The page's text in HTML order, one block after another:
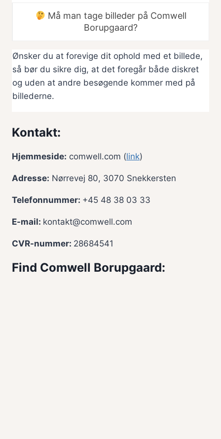
Må man tage billeder på Comwell
Borupgaard?
Ønsker du at forevige dit ophold med et billede,
så bør du sikre dig, at det foregår både diskret
og uden at andre besøgende kommer med på
billederne.
Kontakt:
Hjemmeside: comwell.com (link)
Adresse: Nørrevej 80, 3070 Snekkersten
Telefonnummer: +45 48 38 03 33
E-mail: kontakt@comwell.com
CVR-nummer: 28684541
Find Comwell Borupgaard: